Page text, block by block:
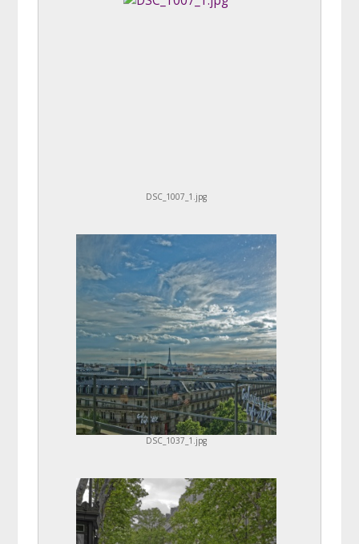
DSC_1007_1.jpg
DSC_1037_1.jpg